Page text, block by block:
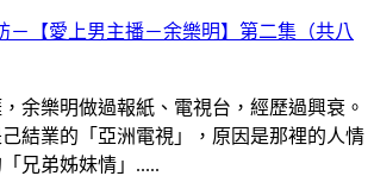
余樂明做過報紙、電視台，經歷過興衰。
結業的「亞洲電視」，原因是那裡的人情
兄弟姊妹情」.....